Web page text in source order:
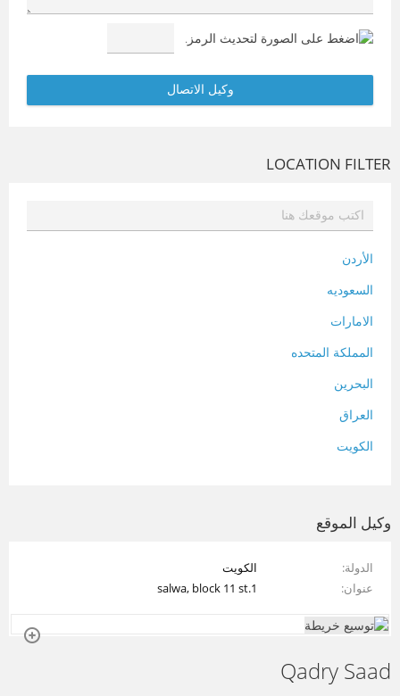
LOCATION FILTER
الأردن
السعوديه
الامارات
المملكة المتحده
البحرين
العراق
الكويت
فلسطين
سوريا
تونس
وكيل الموقع
الدولة
الكويت
عنوان
salwa, block 11 st.1
Qadry Saad